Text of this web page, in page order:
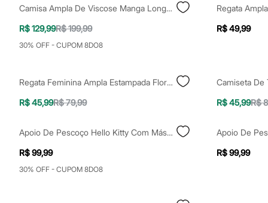
Leggings
Tops
Moda íntima
Calcinhas
Pijamas
Moda praia
Saídas de praia
Personagens
Plus size
Blusas e Camisetas
Camisa Ampla De Viscose Manga Longa Mindset Preta
R$ 129,99R$ 199,99
30% OFF - CUPOM 8DO8
R$ 49,99
Regata Feminina Ampla Estampada Floral Com Vazado Alça Fina Decote V Azul Marinho
R$ 45,99R$ 79,99
R$ 45,99R$
Apoio De Pescoço Hello Kitty Com Máscara Off White
R$ 99,99
30% OFF - CUPOM 8DO8
R$ 99,99